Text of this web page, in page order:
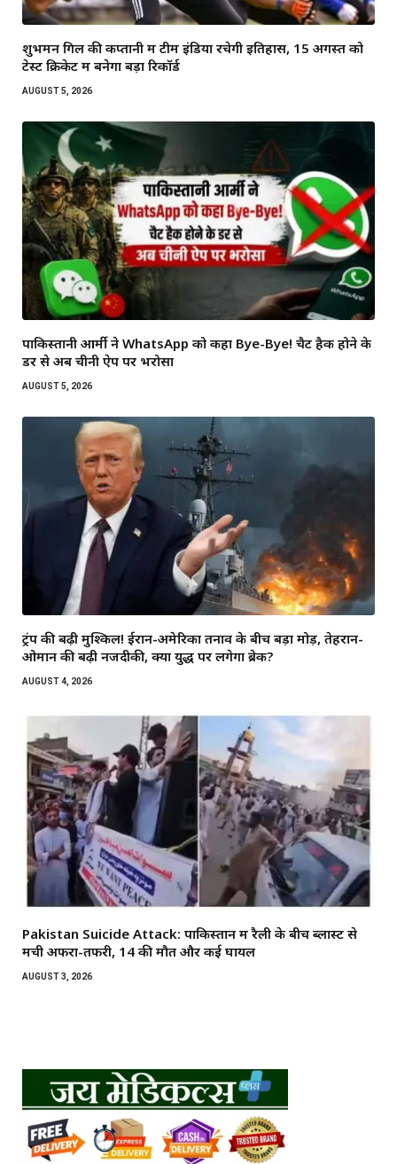
शुभमन गिल की कप्तानी में टीम इंडिया रचेगी इतिहास, 15 अगस्त को
टेस्ट क्रिकेट में बनेगा बड़ा रिकॉर्ड
AUGUST 5, 2026
पाकिस्तानी आर्मी ने WhatsApp को कहा Bye-Bye! चैट हैक होने के
डर से अब चीनी ऐप पर भरोसा
AUGUST 5, 2026
ट्रंप की बढ़ी मुश्किलें! ईरान-अमेरिका तनाव के बीच बड़ा मोड़, तेहरान-
ओमान की बढ़ी नजदीकी, क्या युद्ध पर लगेगा ब्रेक?
AUGUST 4, 2026
Pakistan Suicide Attack: पाकिस्तान में रैली के बीच ब्लास्ट से
मची अफरा-तफरी, 14 की मौत और कई घायल
AUGUST 3, 2026